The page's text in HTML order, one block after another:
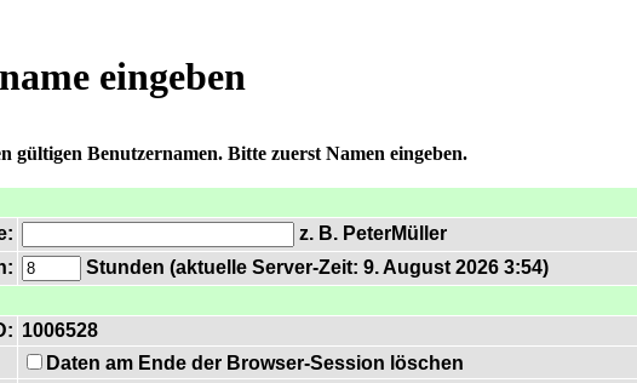
eingeben
gültigen Benutzernamen. Bitte zuerst Namen eingeben.
z. B. PeterMüller
Stunden (aktuelle Server-Zeit: 9. August 2026 3:54)
1006528
Daten am Ende der Browser-Session löschen